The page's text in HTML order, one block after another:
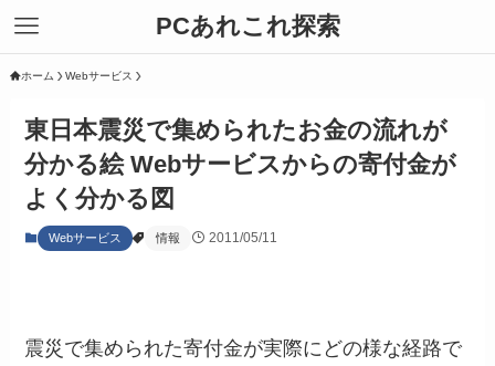
PCあれこれ探索
ホーム Webサービス
東日本震災で集められたお金の流れが
分かる絵 Webサービスからの寄付金が
よく分かる図
Webサービス 情報 2011/05/11
震災で集められた寄付金が実際にどの様な経路で